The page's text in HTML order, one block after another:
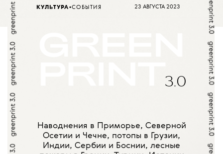
23 АВГУСТА 2023
КУЛЬТУРА•СОБЫТИЯ
3.0
Наводнения в Приморье, Северной
Осетии и Чечне, потопы в Грузии,
Индии, Сербии и Боснии, лесные